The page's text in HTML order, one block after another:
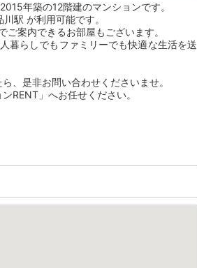
年築の12階建のマンションです。
駅 が利用可能です。
案内できるお部屋もございます。
暮らしでもファミリーでも快適な生活を送
、是非お問い合わせくださいませ。
RENT」へお任せください。